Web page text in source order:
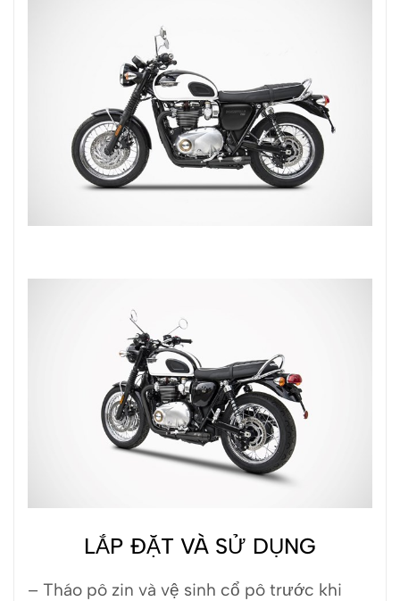
LẮP ĐẶT VÀ SỬ DỤNG
– Tháo pô zin và vệ sinh cổ pô trước khi